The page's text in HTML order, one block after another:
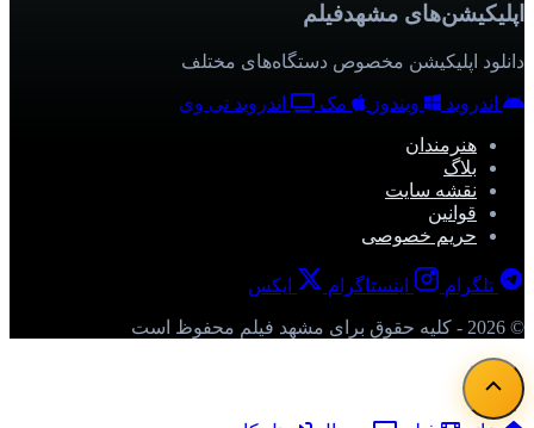
اپلیکیشن‌های مشهدفیلم
دانلود اپلیکیشن مخصوص دستگاه‌های مختلف
اندروید ویندوز مک اندروید تی وی
هنرمندان
بلاگ
نقشه سایت
قوانین
حریم خصوصی
تلگرام اینستاگرام ایکس
© 2026 - کلیه حقوق برای مشهد فیلم محفوظ است